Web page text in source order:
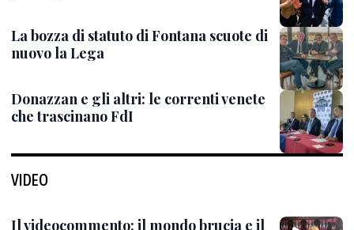
La bozza di statuto di Fontana scuote di
nuovo la Lega
Donazzan e gli altri: le correnti venete
che trascinano FdI
VIDEO
Il videocommento: il mondo brucia e il